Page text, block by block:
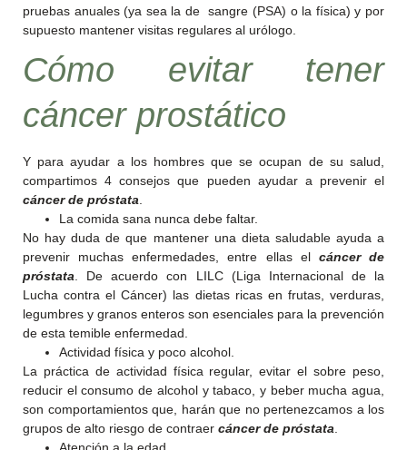
pruebas anuales (ya sea la de sangre (PSA) o la física) y por
supuesto mantener visitas regulares al urólogo.
Cómo evitar tener
cáncer prostático
Y para ayudar a los hombres que se ocupan de su salud,
compartimos 4 consejos que pueden ayudar a prevenir el
cáncer de próstata
La comida sana nunca debe faltar.
No hay duda de que mantener una dieta saludable ayuda a
prevenir muchas enfermedades, entre ellas el cáncer de
próstata . De acuerdo con LILC (Liga Internacional de la
Lucha contra el Cáncer) las dietas ricas en frutas, verduras,
legumbres y granos enteros son esenciales para la prevención
de esta temible enfermedad.
Actividad física y poco alcohol.
La práctica de actividad física regular, evitar el sobre peso,
reducir el consumo de alcohol y tabaco, y beber mucha agua,
son comportamientos que, harán que no pertenezcamos a los
grupos de alto riesgo de contraer cáncer de próstata